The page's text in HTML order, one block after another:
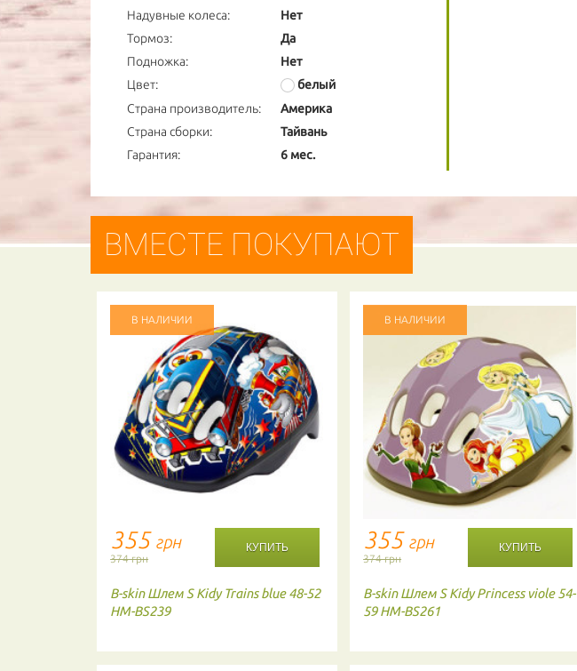
Надувные колеса:
Нет
Тормоз:
Да
Подножка:
Нет
Цвет:
белый
Страна производитель:
Америка
Страна сборки:
Тайвань
Гарантия:
6 мес.
ВМЕСТЕ ПОКУПАЮТ
В НАЛИЧИИ
355 грн
374 грн
B-skin Шлем S Kidy Trains blue 48-52
HM-BS239
В НАЛИЧИИ
355 грн
374 грн
B-skin Шлем S Kidy Princess viole 54-
59 HM-BS261